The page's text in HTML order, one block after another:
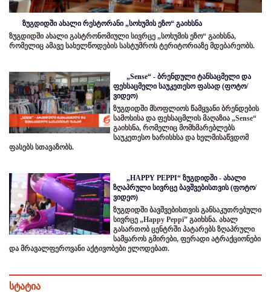
ზუგდიდში ახალი რესტორანი „სოხუმის ეზო“ გაიხსნა
ზუგდიდში ახალი გასტრონომიული სივრცე „სოხუმის ეზო“ გაიხსნა,
რომელიც ამავე სახელწოდების სასტუმროს ტერიტორიაზე მდებარეობს.
„Sense“ - ბრენდული ტანსაცმელი და
ფეხსაცმელი საუკეთესო ფასად (ფოტო/
ვიდეო)
ზუგდიდში მსოფლიოს წამყვანი ბრენდების
სამოსისა და ფეხსაცმლის მაღაზია „Sense“
გაიხსნა, რომელიც მომხმარებლებს
საუკეთესო ხარისხსა და ხელმისაწვდომ
ფასებს სთავაზობს.
„HAPPY PEPPI“ ზუგდიდში - ახალი
ზღაპრული სივრცე ბავშვებისთვის (ფოტო/
ვიდეო)
ზუგდიდში ბავშვებისთვის განსაკუთრებული
სივრცე „Happy Peppi” გაიხსნა. ახალ
გასართობ ცენტრში პატარებს ზღაპრული
სამყაროს გმირები, ფერადი ატრაქციონები
და მრავალფეროვანი აქტივობები ელოდებათ.
სტატია